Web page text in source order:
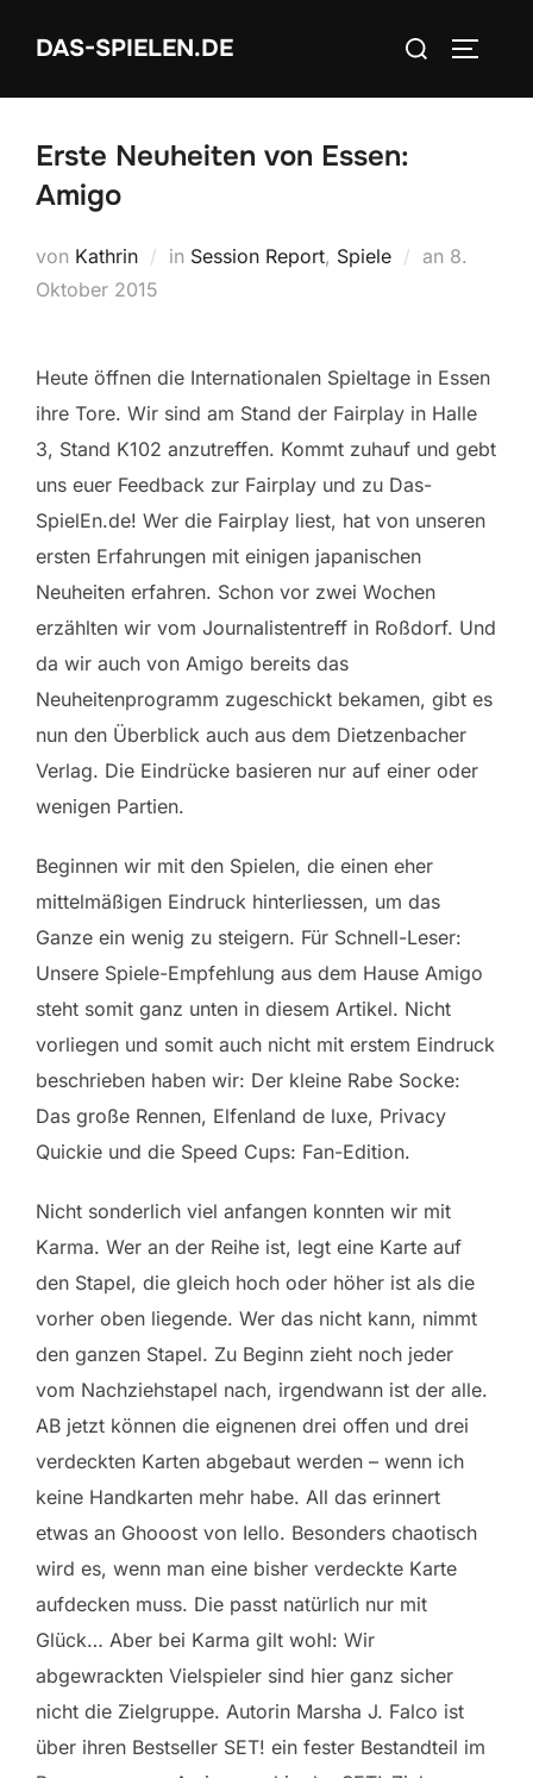
InhaltDAS-SPIELEN.DE
Suchen
Erste Neuheiten von Essen:
Amigo
von Kathrin in Session Report, Spiele an 8.
Oktober 2015
Heute öffnen die Internationalen Spieltage in Essen
ihre Tore. Wir sind am Stand der Fairplay in Halle
3, Stand K102 anzutreffen. Kommt zuhauf und gebt
uns euer Feedback zur Fairplay und zu Das-
SpielEn.de! Wer die Fairplay liest, hat von unseren
ersten Erfahrungen mit einigen japanischen
Neuheiten erfahren. Schon vor zwei Wochen
erzählten wir vom Journalistentreff in Roßdorf. Und
da wir auch von Amigo bereits das
Neuheitenprogramm zugeschickt bekamen, gibt es
nun den Überblick auch aus dem Dietzenbacher
Verlag. Die Eindrücke basieren nur auf einer oder
wenigen Partien.
Beginnen wir mit den Spielen, die einen eher
mittelmäßigen Eindruck hinterliessen, um das
Ganze ein wenig zu steigern. Für Schnell-Leser:
Unsere Spiele-Empfehlung aus dem Hause Amigo
steht somit ganz unten in diesem Artikel. Nicht
vorliegen und somit auch nicht mit erstem Eindruck
beschrieben haben wir: Der kleine Rabe Socke:
Das große Rennen, Elfenland de luxe, Privacy
Quickie und die Speed Cups: Fan-Edition.
Nicht sonderlich viel anfangen konnten wir mit
Karma. Wer an der Reihe ist, legt eine Karte auf
den Stapel, die gleich hoch oder höher ist als die
vorher oben liegende. Wer das nicht kann, nimmt
den ganzen Stapel. Zu Beginn zieht noch jeder
vom Nachziehstapel nach, irgendwann ist der alle.
AB jetzt können die eignenen drei offen und drei
verdeckten Karten abgebaut werden – wenn ich
keine Handkarten mehr habe. All das erinnert
etwas an Ghooost von Iello. Besonders chaotisch
wird es, wenn man eine bisher verdeckte Karte
aufdecken muss. Die passt natürlich nur mit
Glück… Aber bei Karma gilt wohl: Wir
abgewrackten Vielspieler sind hier ganz sicher
nicht die Zielgruppe. Autorin Marsha J. Falco ist
über ihren Bestseller SET! ein fester Bestandteil im